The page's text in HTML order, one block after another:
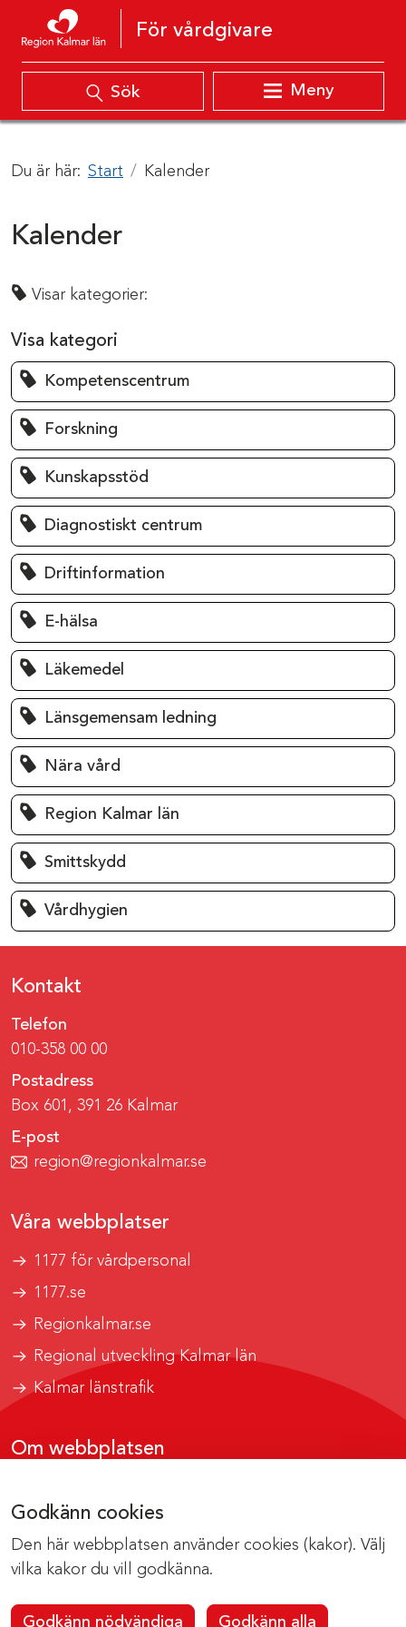
Godkänn cookies
Den här webbplatsen använder cookies (kakor). Välj
vilka kakor du vill godkänna.
Godkänn nödvändiga Godkänn alla
Hoppa till innehåll
För vårdgivare
Sök Meny
Du är här: Start Kalender
Kalender
Visar kategorier:
Visa kategori
Kompetenscentrum
Forskning
Kunskapsstöd
Diagnostiskt centrum
Driftinformation
E-hälsa
Läkemedel
Länsgemensam ledning
Nära vård
Region Kalmar län
Smittskydd
Vårdhygien
Kontakt
Telefon
010-358 00 00
Postadress
Box 601, 391 26 Kalmar
E-post
region@regionkalmar.se
Våra webbplatser
1177 för vårdpersonal
1177.se
Regionkalmar.se
Regional utveckling Kalmar län
Kalmar länstrafik
Om webbplatsen
Om cookies
Kontakta webbredaktionen